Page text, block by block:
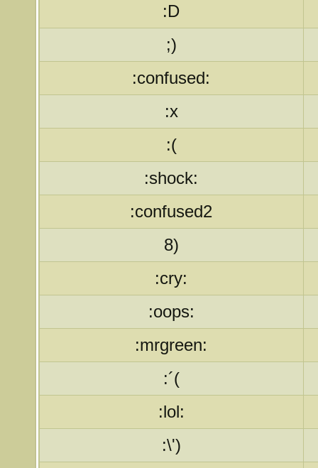
:D
;)
:confused:
:x
:(
:shock:
:confused2
8)
:cry:
:oops:
:mrgreen:
:´(
:lol:
:\')